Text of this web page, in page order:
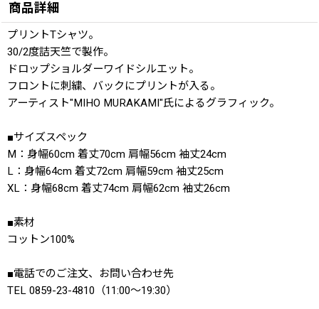
商品詳細
プリントTシャツ。
30/2度詰天竺で製作。
ドロップショルダーワイドシルエット。
フロントに刺繍、バックにプリントが入る。
アーティスト"MIHO MURAKAMI"氏によるグラフィック。
■サイズスペック
M：身幅60cm 着丈70cm 肩幅56cm 袖丈24cm
L：身幅64cm 着丈72cm 肩幅59cm 袖丈25cm
XL：身幅68cm 着丈74cm 肩幅62cm 袖丈26cm
■素材
コットン100%
■電話でのご注文、お問い合わせ先
TEL 0859-23-4810（11:00〜19:30）